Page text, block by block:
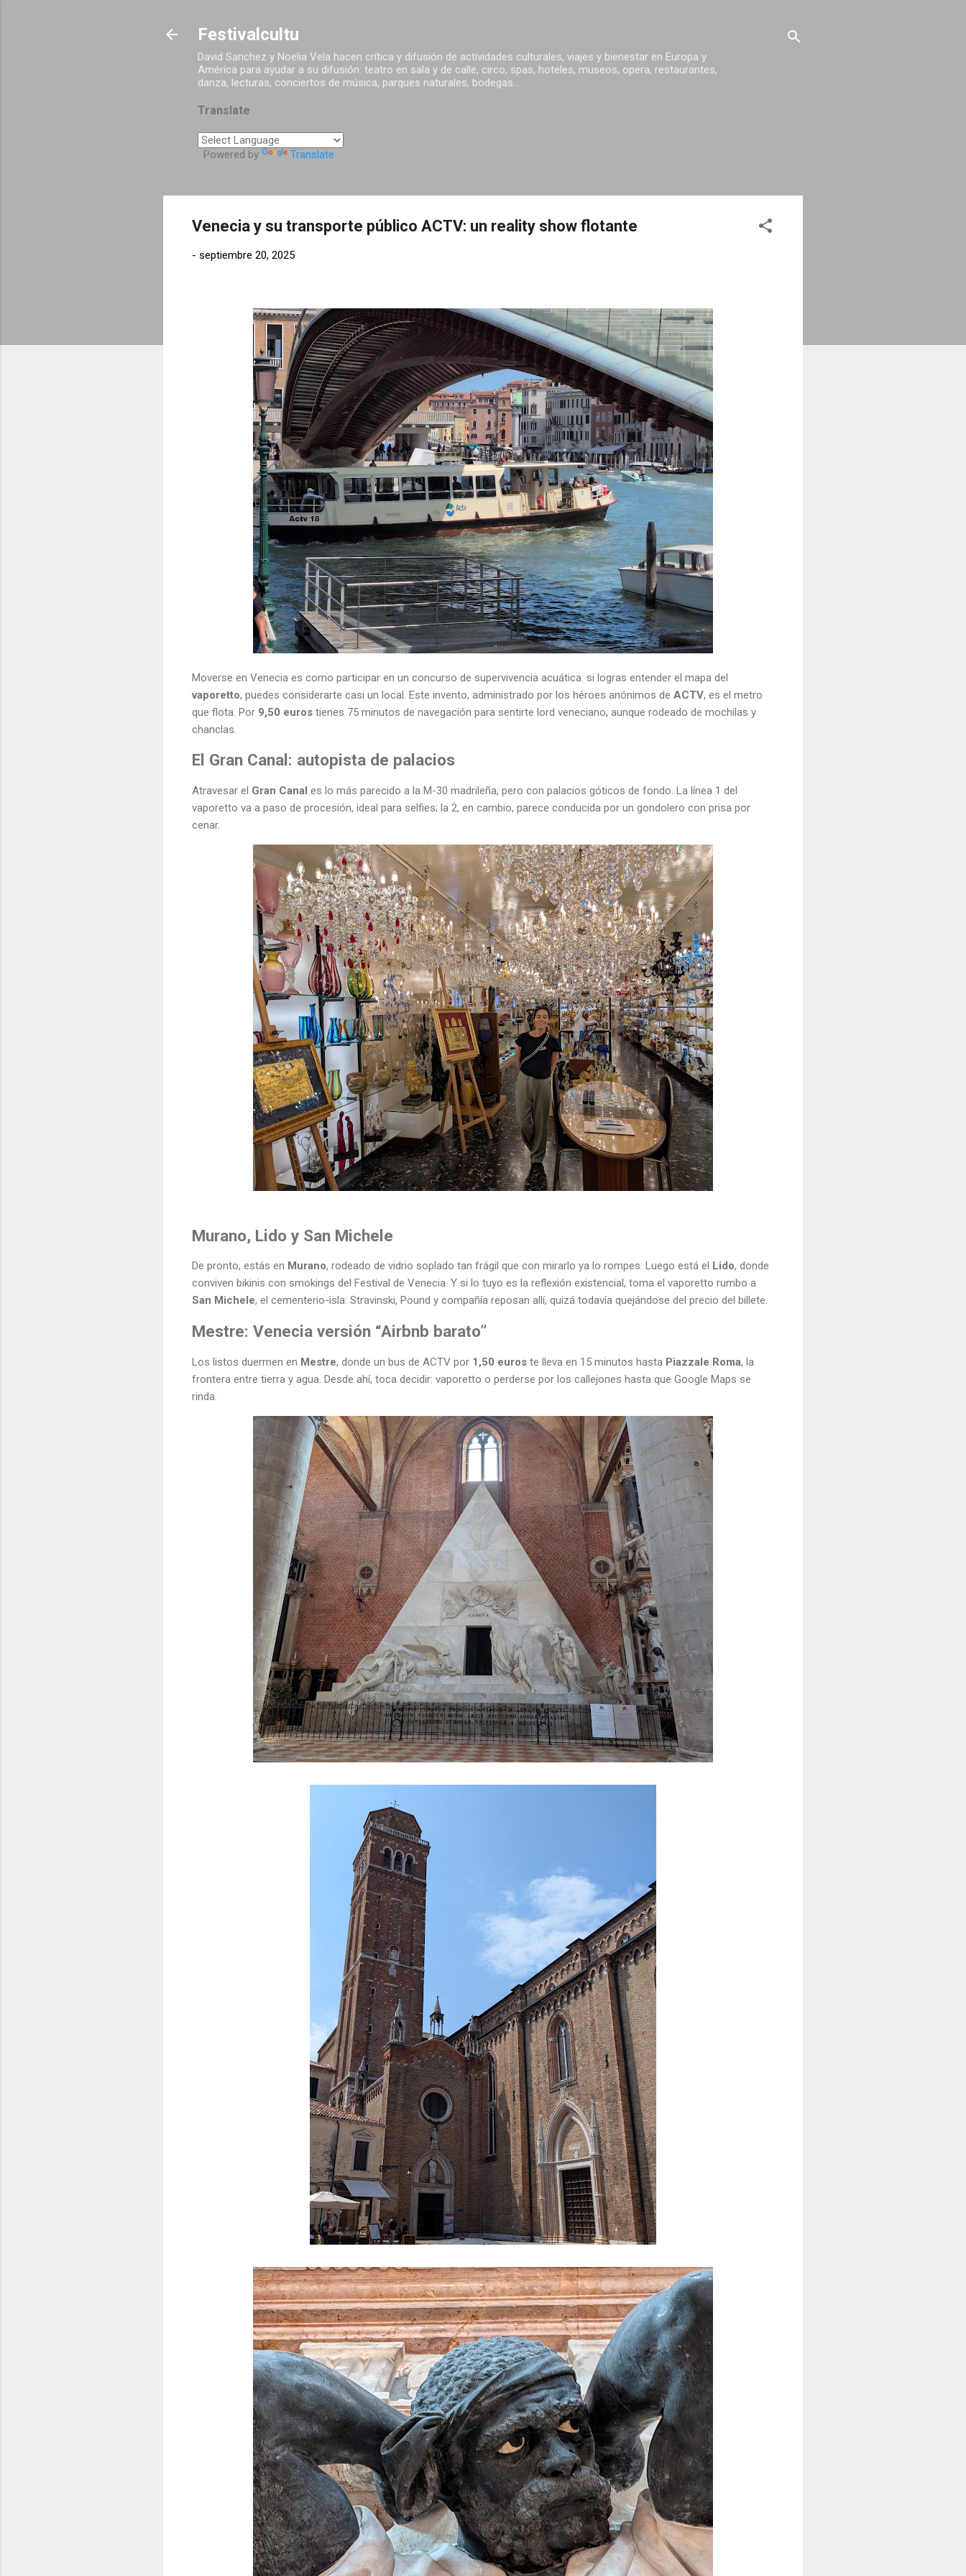
Festivalcultu
David Sanchez y Noelia Vela hacen crítica y difusión de actividades culturales, viajes y bienestar en Europa y
América para ayudar a su difusión: teatro en sala y de calle, circo, spas, hoteles, museos, opera, restaurantes,
danza, lecturas, conciertos de música, parques naturales, bodegas...
Translate
Powered by Translate
Venecia y su transporte público ACTV: un reality show flotante
- septiembre 20, 2025
Moverse en Venecia es como participar en un concurso de supervivencia acuática: si logras entender el mapa del
vaporetto, puedes considerarte casi un local. Este invento, administrado por los héroes anónimos de ACTV, es el metro
que flota. Por 9,50 euros tienes 75 minutos de navegación para sentirte lord veneciano, aunque rodeado de mochilas y
chanclas.
El Gran Canal: autopista de palacios
Atravesar el Gran Canal es lo más parecido a la M-30 madrileña, pero con palacios góticos de fondo. La línea 1 del
vaporetto va a paso de procesión, ideal para selfies; la 2, en cambio, parece conducida por un gondolero con prisa por
cenar.
Murano, Lido y San Michele
De pronto, estás en Murano, rodeado de vidrio soplado tan frágil que con mirarlo ya lo rompes. Luego está el Lido, donde
conviven bikinis con smokings del Festival de Venecia. Y si lo tuyo es la reflexión existencial, toma el vaporetto rumbo a
San Michele, el cementerio-isla: Stravinski, Pound y compañía reposan allí, quizá todavía quejándose del precio del billete.
Mestre: Venecia versión “Airbnb barato”
Los listos duermen en Mestre, donde un bus de ACTV por 1,50 euros te lleva en 15 minutos hasta Piazzale Roma, la
frontera entre tierra y agua. Desde ahí, toca decidir: vaporetto o perderse por los callejones hasta que Google Maps se
rinda.